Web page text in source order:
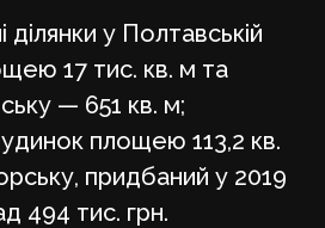
ділянки у Полтавській
17 тис. кв. м та
— 651 кв. м;
площею 113,2 кв.
придбаний у 2019
494 тис. грн.